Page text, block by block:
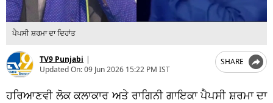
ਪੈਪਸੀ ਸ਼ਰਮਾ ਦਾ ਦਿਹਾਂਤ
TV9 Punjabi |
Updated On:09 Jun 2026 15:22 PM IST
SHARE
ਹਰਿਆਣਵੀ ਲੋਕ ਕਲਾਕਾਰ ਅਤੇ ਰਾਗਿਨੀ ਗਾਇਕਾ ਪੈਪਸੀ ਸ਼ਰਮਾ ਦਾ